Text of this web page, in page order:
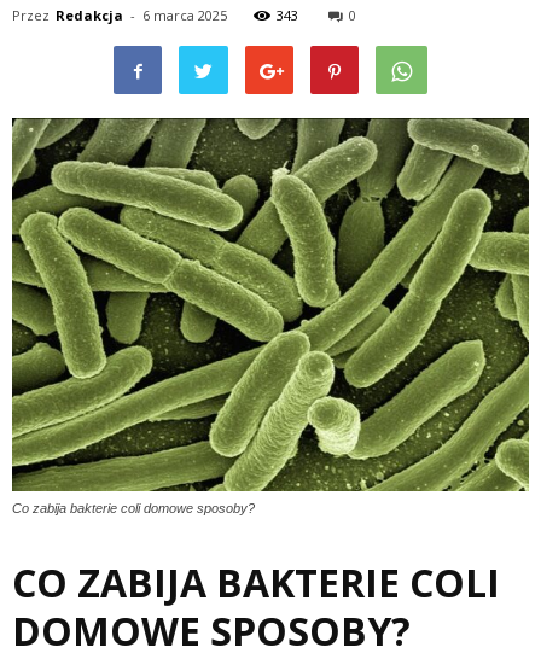
Przez Redakcja - 6 marca 2025 343 0
Co zabija bakterie coli domowe sposoby?
CO ZABIJA BAKTERIE COLI
DOMOWE SPOSOBY?